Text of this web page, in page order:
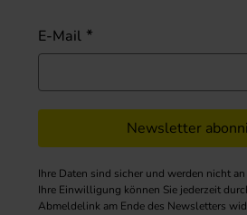
E-Mail
Newsletter
Ihre Daten sind sicher und werden nicht
Ihre Einwilligung können Sie jederzeit
Abmeldelink am Ende des Newsletters